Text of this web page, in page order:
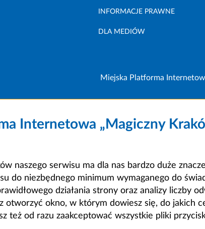
INFORMACJE PRAWNE
DLA MEDIÓW
Miejska Platforma
Internetowa „Magiczny
naszego serwisu ma dla nas bardzo duże
do niezbędnego minimum wymaganego do
działania strony oraz analizy liczby
otworzyć okno, w którym dowiesz się, do jakich
też od razu zaakceptować wszystkie pliki